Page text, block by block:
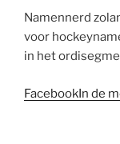
Namennerd
voor
in het
FacebookIn de